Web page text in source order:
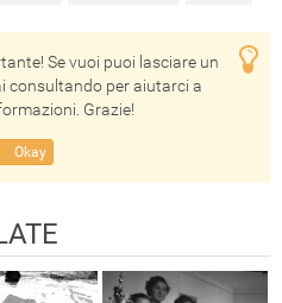
Se vuoi puoi lasciare un
consultando per aiutarci a
Grazie!
Okay